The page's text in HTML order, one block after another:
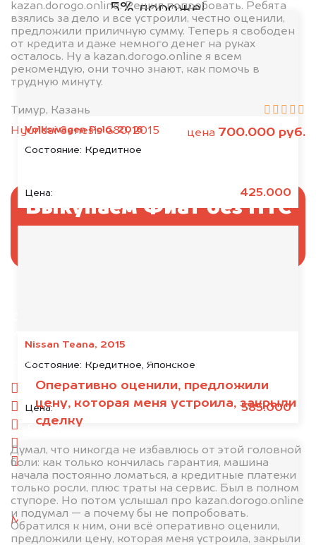
Volkswagen Polo, 2016
Состояние: Кредитное
Цена: 425.000
Nissan Teana, 2015
Состояние: Кредитное, Японское
Цена: 585.000
kazan.dorogo.online. Решил попробовать. Ребята
взялись за дело и все устроили, честно оценили,
предложили приличную сумму. Теперь я свободен
от кредита и даже немного денег на руках
осталось. Ну а kazan.dorogo.online я всем
рекомендую, они точно знают, как помочь в
трудную минуту.
Тимур, Казань
Hyundai Genesis G80, 2015
цена 700.000 руб.
Оперативно оценили, предложили
цену, которая меня устроила, закрыли
сделку
Думал, что никогда не избавлюсь от этой головной
боли: как только кончилась гарантия, машина
начала постоянно ломаться, а кредитные платежи
только росли, плюс траты на сервис. Был в полном
ступоре. Но потом услышал про kazan.dorogo.online
и подумал — а почему бы не попробовать.
Обратился к ним, они всё оперативно оценили,
предложили цену, которая меня устроила, закрыли
5% дороже!
Выкупаем Фиат без ПТС
1. Сфотографируйте машину:
спереди
сзади
слева
салон
2. Отправьте фотографии на номер
+79584983298 по WhatsApp*, в мессенджер
MAXили на электронную почту
info@dorogo.online